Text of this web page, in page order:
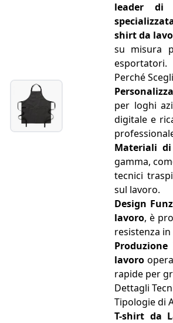
leader di
shirt da
su misura
esportatori.
Perché
per loghi
digitale e
Materiali
gamma,
tecnici
sul lavoro.
Design
lavoro, è
resistenza
lavoro
rapide per
Dettagli
Tipologie di
T-shirt da